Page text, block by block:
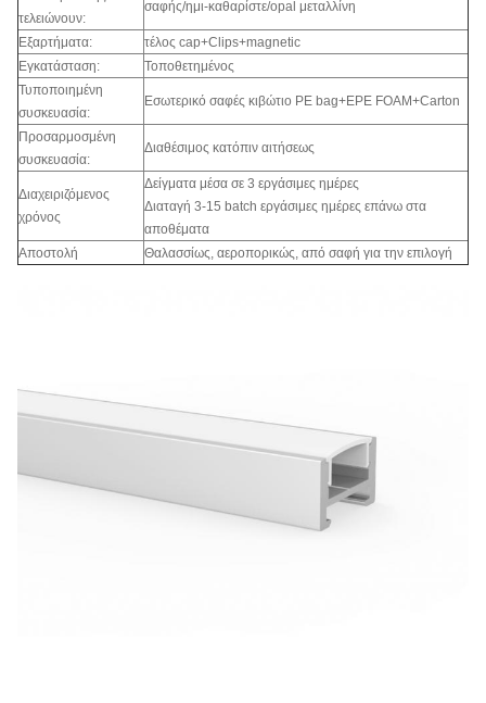
τελειώνουν:
σαφής/ημι-καθαρίστε/opal μεταλλίνη
Εξαρτήματα:
τέλος cap+Clips+magnetic
Εγκατάσταση:
Τοποθετημένος
Τυποποιημένη
συσκευασία:
Εσωτερικό σαφές κιβώτιο PE bag+EPE FOAM+Carton
Προσαρμοσμένη
συσκευασία:
Διαθέσιμος κατόπιν αιτήσεως
Διαχειριζόμενος
χρόνος
Δείγματα μέσα σε 3 εργάσιμες ημέρες
Διαταγή 3-15 batch εργάσιμες ημέρες επάνω στα
αποθέματα
Αποστολή
Θαλασσίως, αεροπορικώς, από σαφή για την επιλογή